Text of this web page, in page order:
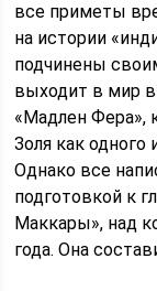
все приметы
на истории
подчинены
выходит в мир
«Мадлен Фера»,
Золя как
Однако все
подготовкой к
Маккары», над
года. Она